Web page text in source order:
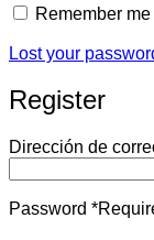
Remember me
Lost your
Register
Dirección de
Password *